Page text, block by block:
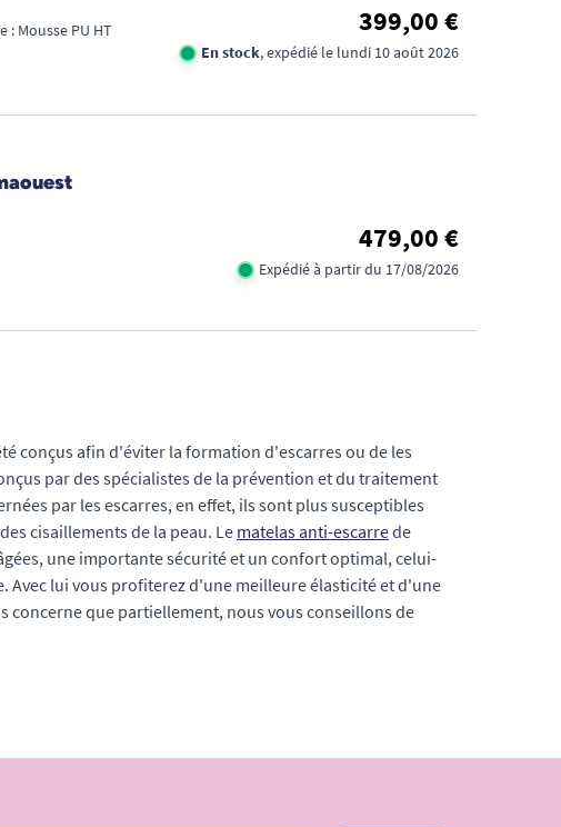
: Mousse PU HT 399,00 €
En stock, expédié le lundi 10 août 2026
479,00 €
Expédié à partir du 17/08/2026
conçus afin d'éviter la formation d'escarres ou de les
par des spécialistes de la prévention et du traitement
par les escarres, en effet, ils sont plus susceptibles
cisaillements de la peau. Le matelas anti-escarrede
une importante sécurité et un confort optimal, celui-
Avec lui vous profiterez d'une meilleure élasticité et d'une
concerne que partiellement, nous vous conseillons de